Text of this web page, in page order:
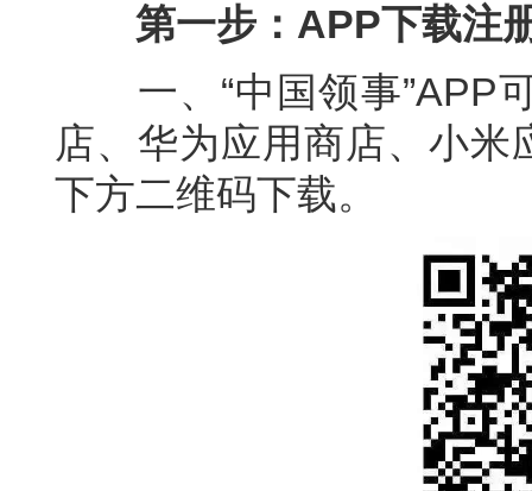
第一步：APP下载注
一、“中国领事”APP
店、华为应用商店、小米
下方二维码下载。